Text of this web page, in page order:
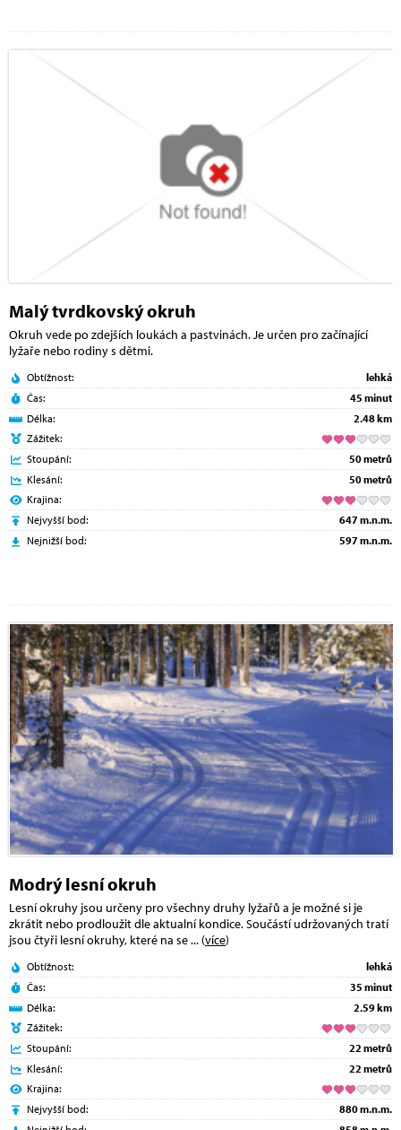
Malý tvrdkovský okruh
Okruh vede po zdejších loukách a pastvinách. Je určen pro začínající
lyžaře nebo rodiny s dětmi.
Obtížnost:
lehká
Čas:
45 minut
Délka:
2.48 km
Zážitek:
Stoupání:
50 metrů
Klesání:
50 metrů
Krajina:
Nejvyšší bod:
647 m.n.m.
Nejnižší bod:
597 m.n.m.
Modrý lesní okruh
Lesní okruhy jsou určeny pro všechny druhy lyžařů a je možné si je
zkrátit nebo prodloužit dle aktualní kondice. Součástí udržovaných tratí
jsou čtyři lesní okruhy, které na se... (více)
Obtížnost:
lehká
Čas:
35 minut
Délka:
2.59 km
Zážitek:
Stoupání:
22 metrů
Klesání:
22 metrů
Krajina:
Nejvyšší bod:
880 m.n.m.